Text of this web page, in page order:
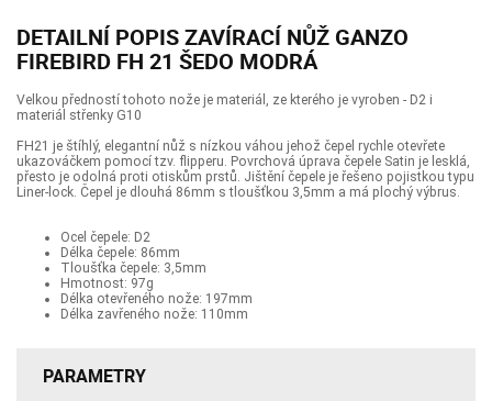
DETAILNÍ POPIS ZAVÍRACÍ NŮŽ GANZO
FIREBIRD FH 21 ŠEDO MODRÁ
Velkou předností tohoto nože je materiál, ze kterého je vyroben - D2 i
materiál střenky G10
FH21 je štíhlý, elegantní nůž s nízkou váhou jehož čepel rychle otevřete
ukazováčkem pomocí tzv. flipperu. Povrchová úprava čepele Satin je lesklá,
přesto je odolná proti otiskům prstů. Jištění čepele je řešeno pojistkou typu
Liner-lock. Čepel je dlouhá 86mm s tloušťkou 3,5mm a má plochý výbrus.
Ocel čepele: D2
Délka čepele: 86mm
Tloušťka čepele: 3,5mm
Hmotnost: 97g
Délka otevřeného nože: 197mm
Délka zavřeného nože: 110mm
PARAMETRY